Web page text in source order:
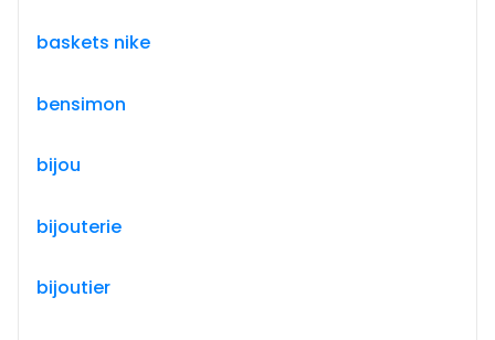
baskets nike
bensimon
bijou
bijouterie
bijoutier